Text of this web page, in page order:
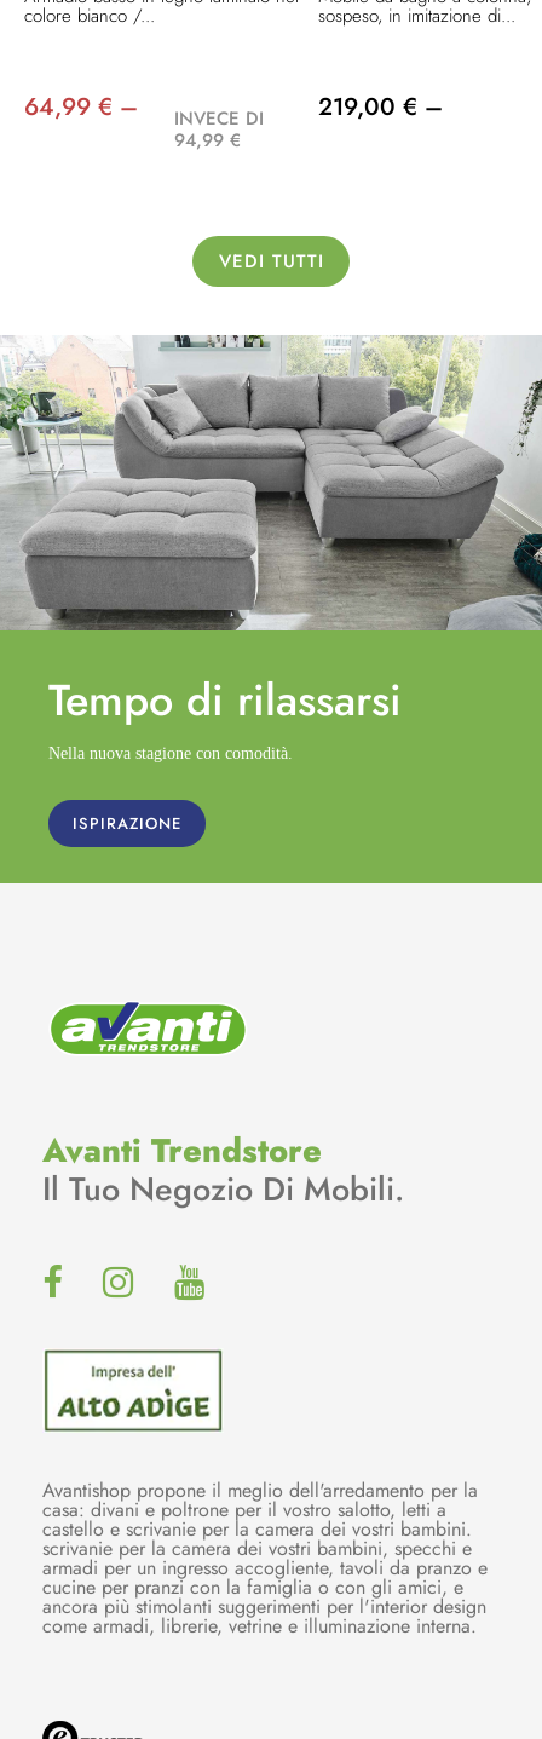
colore bianco /...
64,99 € –
INVECE DI
94,99 €
sospeso, in imitazione di...
219,00 € –
VEDI TUTTI
Tempo di rilassarsi
Nella nuova stagione con comodità.
ISPIRAZIONE
Avanti Trendstore
Il Tuo Negozio Di Mobili.
Avantishop propone il meglio dell'arredamento per la
casa: divani e poltrone per il vostro salotto, letti a
castello e scrivanie per la camera dei vostri bambini.
scrivanie per la camera dei vostri bambini, specchi e
armadi per un ingresso accogliente, tavoli da pranzo e
cucine per pranzi con la famiglia o con gli amici, e
ancora più stimolanti suggerimenti per l'interior design
come armadi, librerie, vetrine e illuminazione interna.